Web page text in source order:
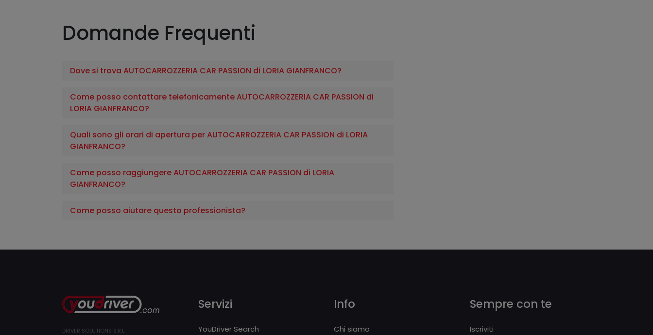
Domande Frequenti
Dove si trova AUTOCARROZZERIA CAR PASSION di LORIA GIANFRANCO?
Come posso contattare telefonicamente AUTOCARROZZERIA CAR PASSION di
LORIA GIANFRANCO?
Quali sono gli orari di apertura per AUTOCARROZZERIA CAR PASSION di LORIA
GIANFRANCO?
Come posso raggiungere AUTOCARROZZERIA CAR PASSION di LORIA
GIANFRANCO?
Come posso aiutare questo professionista?
DRIVER SOLUTIONS S.R.L.
Servizi
YouDriver Search
Info
Chi siamo
Sempre con te
Iscriviti